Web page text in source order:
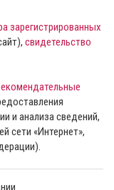
зарегистрированных
свидетельство
и анализа сведений,
сети «Интернет»,